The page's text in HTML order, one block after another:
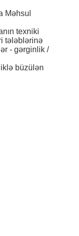
Məhsul
texniki
tələblərinə
- gərginlik /
büzülən